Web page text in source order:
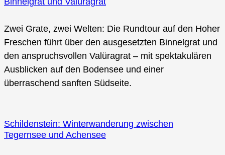
Zwei Grate, zwei Welten: Die Rundtour auf den Hoher
Freschen führt über den ausgesetzten Binnelgrat und
den anspruchsvollen Valüragrat – mit spektakulären
Ausblicken auf den Bodensee und einer
überraschend sanften Südseite.
Schildenstein: Winterwanderung zwischen
Tegernsee und Achensee